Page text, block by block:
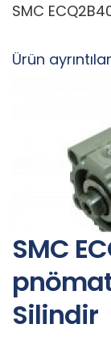
SMC
Ürün
SMC
Silindir